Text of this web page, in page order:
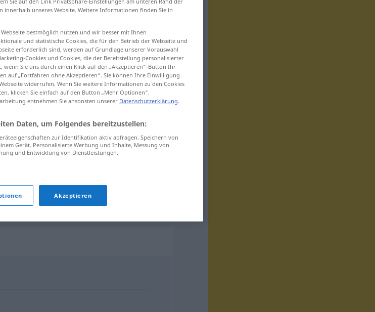
a. FIG
Niveauhaben
das ist unter meinem Niveau
innerhalb unseres Website. Weitere Informationen finden Sie in
bestmöglich nutzen und wir besser mit Ihnen
und statistische Cookies, die für den Betrieb der Webseite und
erforderlich sind, werden auf Grundlage unserer Vorauswahl
Cookies und Cookies, die der Bereitstellung personalisierter
Sie uns durch einen Klick auf den „Akzeptieren“-Button Ihr
auf „Fortfahren ohne Akzeptieren“. Sie können Ihre Einwilligung
widerrufen. Wenn Sie weitere Informationen zu den Cookies
klicken Sie einfach auf den Button „Mehr Optionen“.
entnehmen Sie ansonsten unserer Datenschutzerklärung.
Daten, um Folgendes bereitzustellen:
zur Identifikation aktiv abfragen. Speichern von
Gerät. Personalisierte Werbung und Inhalte, Messung von
und Entwicklung von Dienstleistungen.
Akzeptieren